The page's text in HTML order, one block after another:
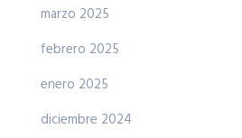
marzo 2025
febrero 2025
enero 2025
diciembre 2024